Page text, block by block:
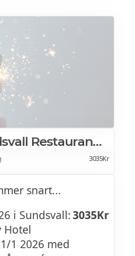
Quality Hotel Sundsvall Restaurang q.bar
3035Kr
snart...
i Sundsvall:
Hotel
1 2026 med
3035Kr